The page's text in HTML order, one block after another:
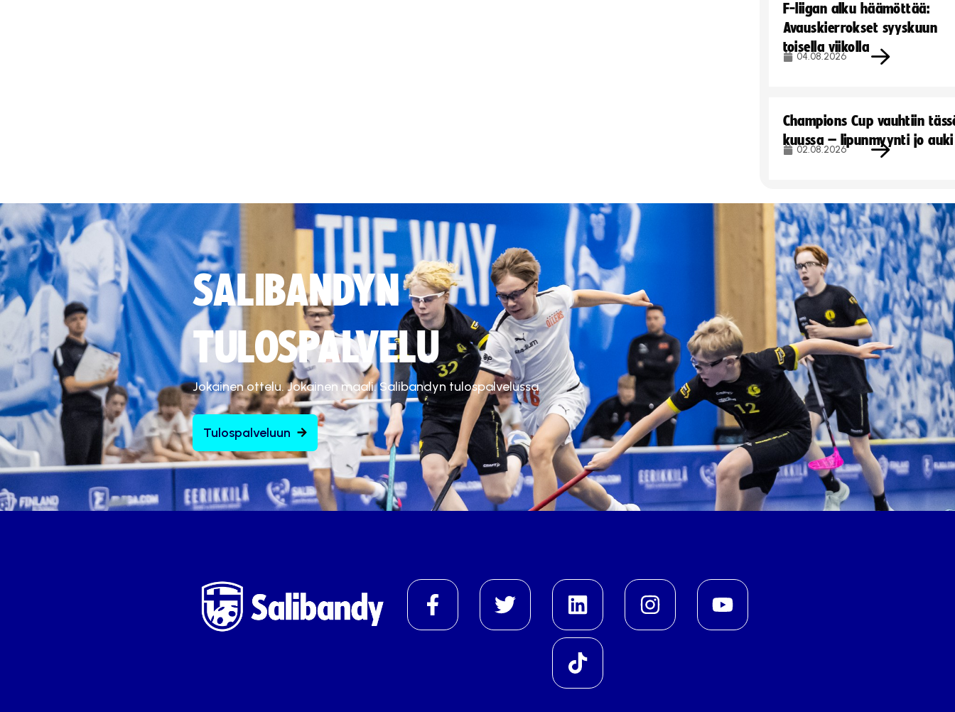
F-liigan alku häämöttää:
Avauskierrokset syyskuun
toisella viikolla
04.08.2026
Champions Cup vauhtiin
kuussa – lipunmyynti jo auki
02.08.2026
SALIBANDYN
TULOSPALVELU
Jokainen ottelu. Jokainen maali. Salibandyn tulospalvelussa.
Tulospalveluun